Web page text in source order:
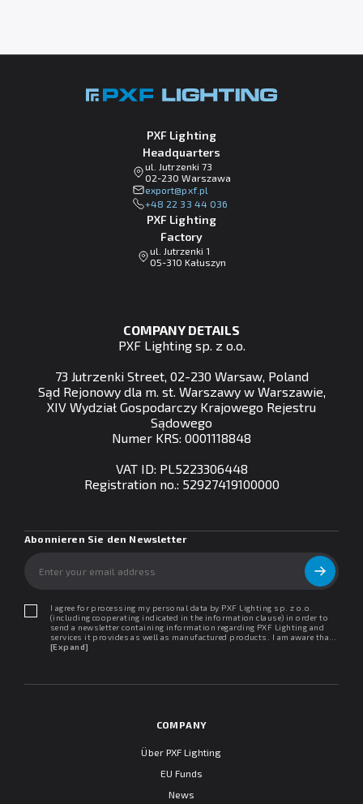
PXF Lighting
Headquarters
ul. Jutrzenki 73
02-230 Warszawa
lp.fxp@tropxe
+48 22 33 44 036
PXF Lighting
Factory
ul. Jutrzenki 1
05-310 Kałuszyn
COMPANY DETAILS
PXF Lighting sp. z o.o.
73 Jutrzenki Street, 02-230 Warsaw, Poland
Sąd Rejonowy dla m. st. Warszawy w Warszawie,
XIV Wydział Gospodarczy Krajowego Rejestru
Sądowego
Numer KRS: 0001118848
VAT ID: PL5223306448
Registration no.: 52927419100000
Abonnieren Sie den Newsletter
I agree for processing my personal data by PXF Lighting sp. z o.o.
(including cooperating indicated in the information clause) in order to
send a newsletter containing information regarding PXF Lighting and
services it provides as well as manufactured products. I am aware that I
may withdraw my consent at any time. I declare that I have read the
[Expand]
COMPANY
Über PXF Lighting
EU Funds
News